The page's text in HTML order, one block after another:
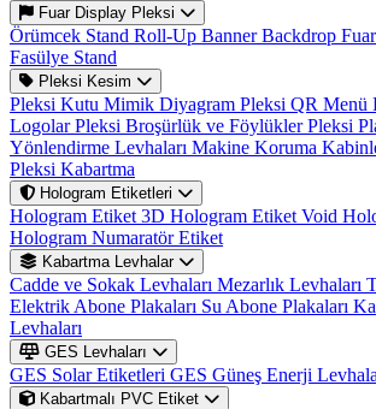
Fuar Display Pleksi
Örümcek Stand Roll-Up BannerBackdrop
Fasülye Stand
Pleksi Kesim
Pleksi Kutu Mimik Diyagram Pleksi QR Menü
LogolarPleksi Broşürlük ve FöylüklerPleksi
Yönlendirme Levhaları Makine Koruma
Pleksi Kabartma
Hologram Etiketleri
Hologram Etiket 3D Hologram Etiket Void
Hologram Numaratör Etiket
Kabartma Levhalar
Cadde ve Sokak Levhaları Mezarlık Levhaları
Elektrik Abone Plakaları Su Abone Plakaları
Levhaları
GES Levhaları
GES Solar Etiketleri GES Güneş Enerji
Kabartmalı PVC Etiket